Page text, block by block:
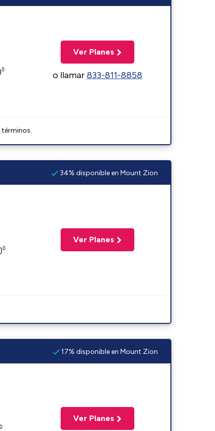
◊
Ver Planes
o llamar833-811-8858
34% disponible en Mount Zion
◊
Ver Planes
17% disponible en Mount Zion
◊
Ver Planes